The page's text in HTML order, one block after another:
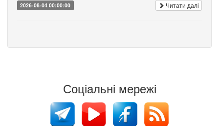
2026-08-04 00:00:00 Читати далі
Соціальні мережі